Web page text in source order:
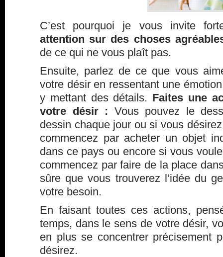
C’est pourquoi je vous invite
attention sur des choses
de ce qui ne vous plaît pas.
Ensuite, parlez de ce que vous
votre désir en ressentant une
y mettant des détails. Faites une
votre désir : Vous pouvez le
dessin chaque jour ou si vous
commencez par acheter un objet
dans ce pays ou encore si vous
commencez par faire de la place
sûre que vous trouverez l’idée du
votre besoin.
En faisant toutes ces actions,
temps, dans le sens de votre désir,
en plus se concentrer précisement
désirez.